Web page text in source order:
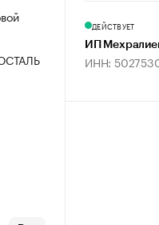
ДЕЙСТВУЕТ
ИП
ИНН: